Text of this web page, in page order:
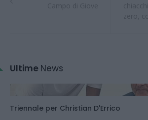
Ultime News
Triennale per Christian D'Errico